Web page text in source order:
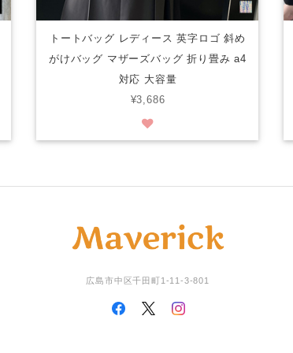
トートバッグ レディース 英字ロゴ 斜め
がけバッグ マザーズバッグ 折り畳み a4
対応 大容量
¥3,686
広島市中区千田町1-11-3-801